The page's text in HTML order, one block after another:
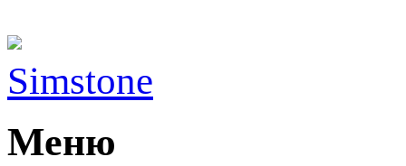
Simstone
Меню